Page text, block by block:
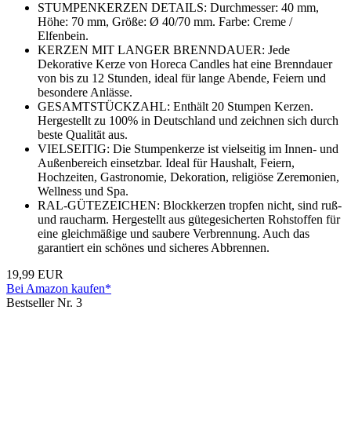
STUMPENKERZEN DETAILS: Durchmesser: 40 mm,
Höhe: 70 mm, Größe: Ø 40/70 mm. Farbe: Creme /
Elfenbein.
KERZEN MIT LANGER BRENNDAUER: Jede
Dekorative Kerze von Horeca Candles hat eine Brenndauer
von bis zu 12 Stunden, ideal für lange Abende, Feiern und
besondere Anlässe.
GESAMTSTÜCKZAHL: Enthält 20 Stumpen Kerzen.
Hergestellt zu 100% in Deutschland und zeichnen sich durch
beste Qualität aus.
VIELSEITIG: Die Stumpenkerze ist vielseitig im Innen- und
Außenbereich einsetzbar. Ideal für Haushalt, Feiern,
Hochzeiten, Gastronomie, Dekoration, religiöse Zeremonien,
Wellness und Spa.
RAL-GÜTEZEICHEN: Blockkerzen tropfen nicht, sind ruß-
und raucharm. Hergestellt aus gütegesicherten Rohstoffen für
eine gleichmäßige und saubere Verbrennung. Auch das
garantiert ein schönes und sicheres Abbrennen.
19,99 EUR
Bei Amazon kaufen*
Bestseller Nr. 3